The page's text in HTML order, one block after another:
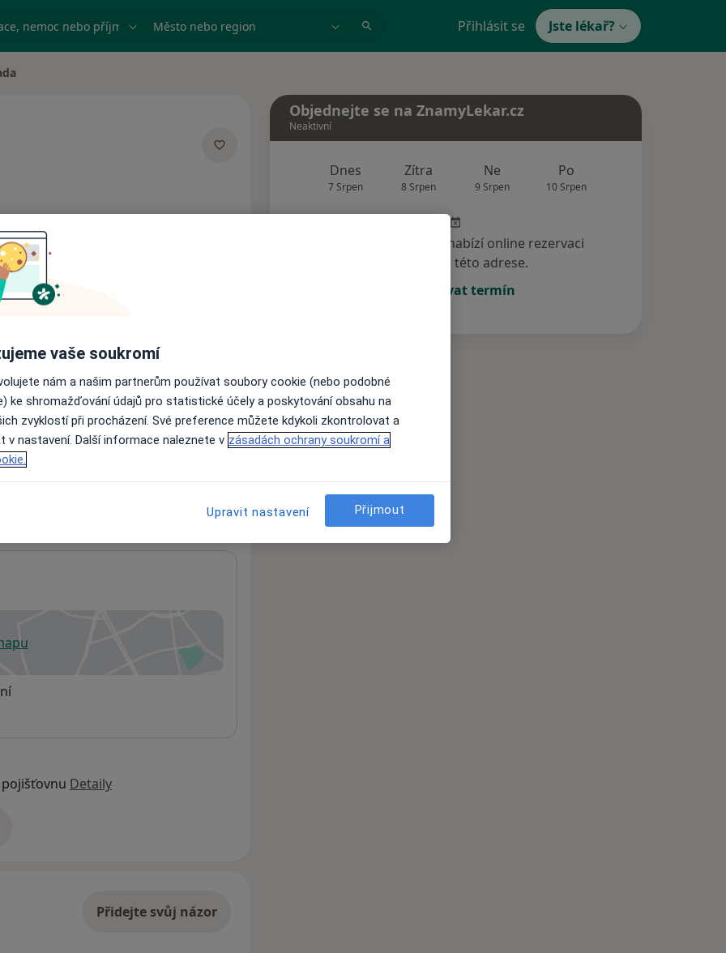
nemoc nebo příjmení Město nebo region Přihlásit se Jste lékař?
nejsou k dispozici
informace o svých službách.
v nové záložce
Detaily
Přidejte svůj názor
Objednejte se na ZnamyLekar.cz
Neaktivní
Dnes
7 Srpen
Zítra
8 Srpen
Ne
9 Srpen
Po
10 Srpen
Tento specialista nenabízí online rezervaci
termínu na této adrese.
Rezervovat termín
vaše soukromí
nám a našim partnerům používat soubory cookie (nebo podobné
ke shromažďování údajů pro statistické účely a poskytování obsahu na
zvyklostí při procházení. Své preference můžete kdykoli zkontrolovat a
v nastavení. Další informace naleznete v zásadách ochrany soukromí a
Upravit nastavení Přijmout